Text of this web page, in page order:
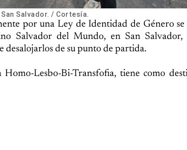
Salvador. / Cortesía.
por una Ley de Identidad de Género
Salvador del Mundo, en San Salvador,
de su punto de partida.
Lesbo-Bi-Transfofia, tiene como